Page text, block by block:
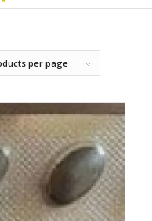
per page